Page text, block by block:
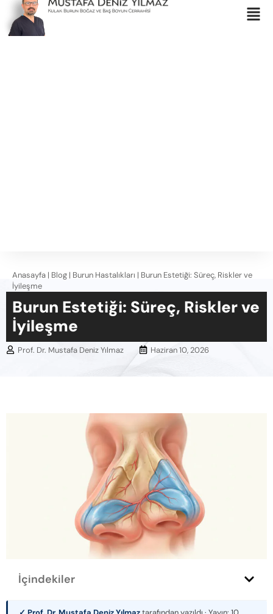
Anasayfa | Blog | Burun Hastalıkları | Burun Estetiği: Süreç, Riskler ve
İyileşme
Burun Estetiği: Süreç, Riskler ve
İyileşme
Prof. Dr. Mustafa Deniz Yılmaz Haziran 10, 2026
İçindekiler